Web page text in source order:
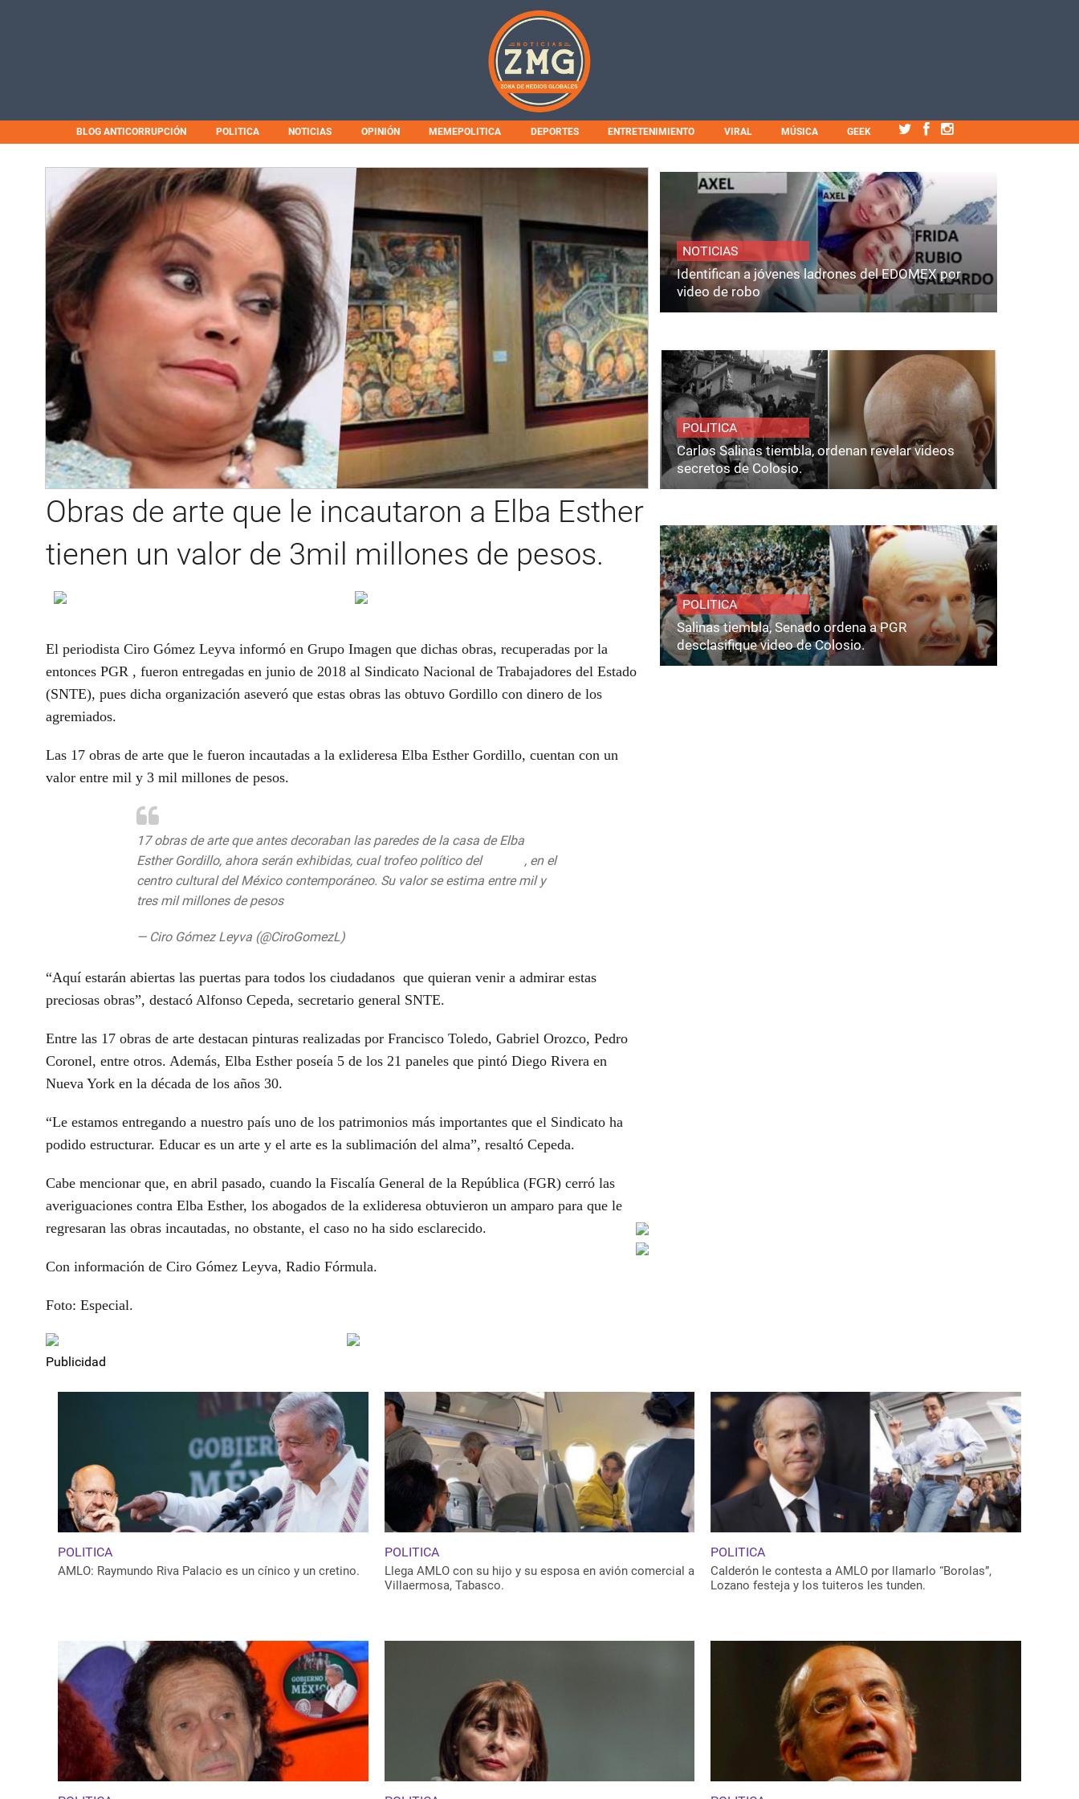
BLOG ANTICORRUPCIÓN POLITICA NOTICIAS OPINIÓN MEMEPOLITICA DEPORTES ENTRETENIMIENTO VIRAL MÚSICA GEEK
Obras de arte que le incautaron a Elba Esther
tienen un valor de 3mil millones de pesos.
El periodista Ciro Gómez Leyva informó en Grupo Imagen que dichas obras, recuperadas por la
entonces PGR , fueron entregadas en junio de 2018 al Sindicato Nacional de Trabajadores del Estado
(SNTE), pues dicha organización aseveró que estas obras las obtuvo Gordillo con dinero de los
agremiados.
Las 17 obras de arte que le fueron incautadas a la exlideresa Elba Esther Gordillo, cuentan con un
valor entre mil y 3 mil millones de pesos.
17 obras de arte que antes decoraban las paredes de la casa de Elba
Esther Gordillo, ahora serán exhibidas, cual trofeo político del
, en el
centro cultural del México contemporáneo. Su valor se estima entre mil y
tres mil millones de pesos
— Ciro Gómez Leyva (@CiroGomezL)
“Aquí estarán abiertas las puertas para todos los ciudadanos que quieran venir a admirar estas
preciosas obras”, destacó Alfonso Cepeda, secretario general SNTE.
Entre las 17 obras de arte destacan pinturas realizadas por Francisco Toledo, Gabriel Orozco, Pedro
Coronel, entre otros. Además, Elba Esther poseía 5 de los 21 paneles que pintó Diego Rivera en
Nueva York en la década de los años 30.
“Le estamos entregando a nuestro país uno de los patrimonios más importantes que el Sindicato ha
podido estructurar. Educar es un arte y el arte es la sublimación del alma”, resaltó Cepeda.
Cabe mencionar que, en abril pasado, cuando la Fiscalía General de la República (FGR) cerró las
averiguaciones contra Elba Esther, los abogados de la exlideresa obtuvieron un amparo para que le
regresaran las obras incautadas, no obstante, el caso no ha sido esclarecido.
Con información de Ciro Gómez Leyva, Radio Fórmula.
Foto: Especial.
Publicidad
NOTICIAS
Identifican a jóvenes ladrones del EDOMEX por
video de robo
POLITICA
Carlos Salinas tiembla, ordenan revelar videos
secretos de Colosio.
POLITICA
Salinas tiembla, Senado ordena a PGR
desclasifique video de Colosio.
POLITICA
AMLO: Raymundo Riva Palacio es un cínico y un cretino.
POLITICA
Llega AMLO con su hijo y su esposa en avión comercial a
Villaermosa, Tabasco.
POLITICA
Calderón le contesta a AMLO por llamarlo “Borolas”,
Lozano festeja y los tuiteros les tunden.